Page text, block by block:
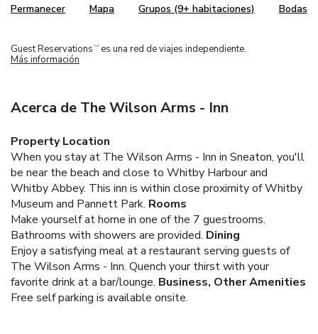
Permanecer Mapa Grupos (9+ habitaciones) Bodas
Guest Reservations TM
es una red de viajes independiente.
Más información
Acerca de The Wilson Arms - Inn
Property Location
When you stay at The Wilson Arms - Inn in Sneaton, you'll
be near the beach and close to Whitby Harbour and
Whitby Abbey. This inn is within close proximity of Whitby
Museum and Pannett Park. Rooms
Make yourself at home in one of the 7 guestrooms.
Bathrooms with showers are provided. Dining
Enjoy a satisfying meal at a restaurant serving guests of
The Wilson Arms - Inn. Quench your thirst with your
favorite drink at a bar/lounge. Business, Other Amenities
Free self parking is available onsite.